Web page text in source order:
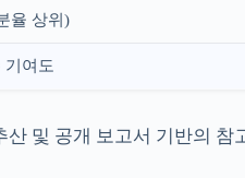
율 상위)
기여도
및 공개 보고서 기반의 참